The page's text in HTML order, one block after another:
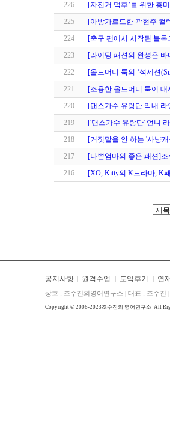
226
[자전거 덕후’를 위한 흥
225
[아방가르드한 곽현주 컬
224
[축구 팬에서 시작된 블
223
[라이딩 패션의 완성은
222
[올드머니 룩의 ‘석세션
221
[조용한 올드머니 룩이
220
[댄스가수 유랑단 막내
219
['댄스가수 유랑단' 언니
218
[거짓말을 안 하는 '사냥
217
[나쁜엄마의 좋은 패션]
216
[XO, Kitty의 K드라마, K
공지사항 원격수업 토익후기 연
상호 : 조수진의영어연구소 | 대표 : 조수진
Copyright © 2006-2023 조수진의 영어연구소 All